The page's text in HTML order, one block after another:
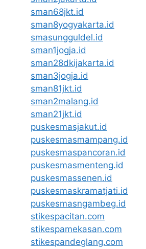
sman68jkt.id
sman8yogyakarta.id
smasungguldel.id
sman1jogja.id
sman28dkijakarta.id
sman3jogja.id
sman81jkt.id
sman2malang.id
sman21jkt.id
puskesmasjakut.id
puskesmasmampang.id
puskesmaspancoran.id
puskesmasmenteng.id
puskesmassenen.id
puskesmaskramatjati.id
puskesmasngambeg.id
stikespacitan.com
stikespamekasan.com
stikespandeglang.com